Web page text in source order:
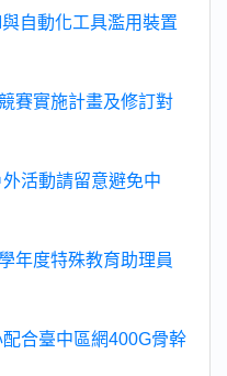
自動化工具濫用裝置
賽實施計畫及修訂對
活動請留意避免中
年度特殊教育助理員
合臺中區網400G骨幹